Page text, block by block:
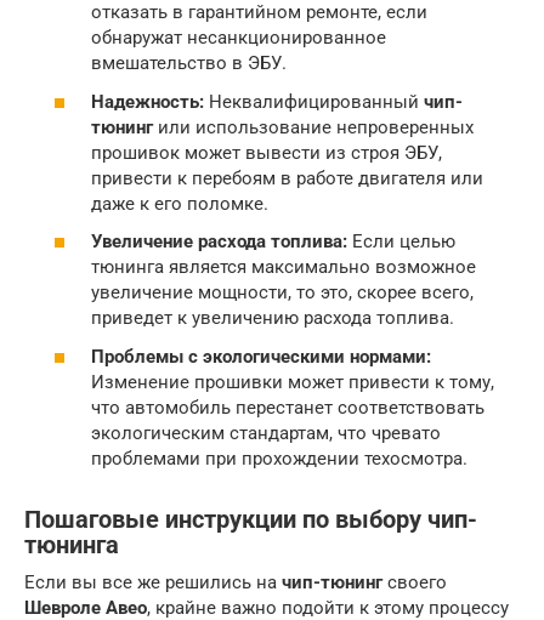
отказать в гарантийном ремонте, если
обнаружат несанкционированное
вмешательство в ЭБУ.
Надежность: Неквалифицированный чип-
тюнингили использование непроверенных
прошивок может вывести из строя ЭБУ,
привести к перебоям в работе двигателя или
даже к его поломке.
Увеличение расхода топлива: Если целью
тюнинга является максимально возможное
увеличение мощности, то это, скорее всего,
приведет к увеличению расхода топлива.
Проблемы с экологическими нормами:
Изменение прошивки может привести к тому,
что автомобиль перестанет соответствовать
экологическим стандартам, что чревато
проблемами при прохождении техосмотра.
Пошаговые инструкции по выбору чип-
тюнинга
Если вы все же решились на чип-тюнингсвоего
Шевроле Авео, крайне важно подойти к этому процессу